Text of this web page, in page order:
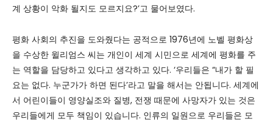
계 상황이 악화 될지도 모르지요?’고 물어보였다.
평화 사회의 추진을 도와줬다는 공적으로 1976년에 노벨 평화상
을 수상한 윌리엄스 씨는 개인이 세계 시민으로 세계에 평화를 주
는 역할을 담당하고 있다고 생각하고 있다. ‘우리들은 “내가 할 필
요는 없다. 누군가가 하면 된다’라고 말을 해서는 안됩니다. 세계에
서 어린이들이 영양실조와 질병, 전쟁 때문에 사망자가 있는 것은
우리들에게 모두 책임이 있습니다. 인류의 일원으로 우리들은 모